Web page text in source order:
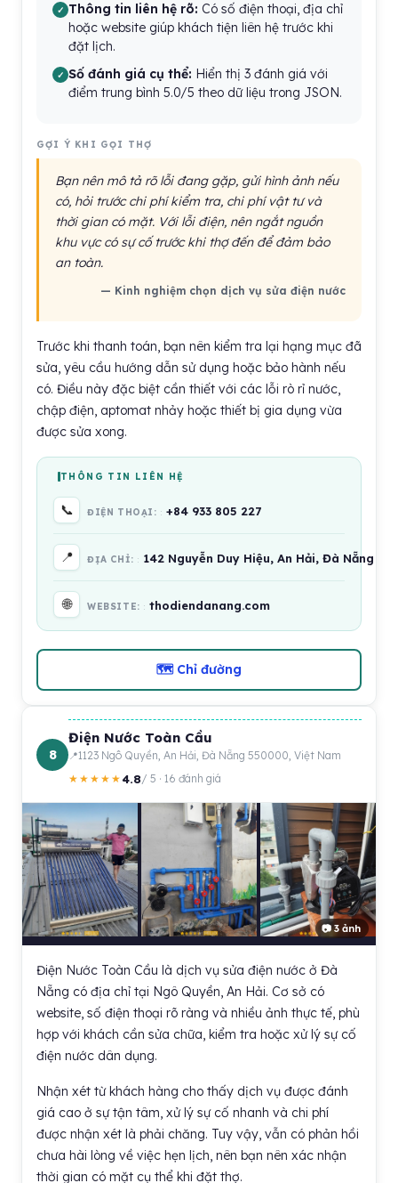
Thông tin liên hệ rõ: Có số điện thoại, địa chỉ
hoặc website giúp khách tiện liên hệ trước khi
đặt lịch.
Số đánh giá cụ thể: Hiển thị 3 đánh giá với
điểm trung bình 5.0/5 theo dữ liệu trong JSON.
GỢI Ý KHI GỌI THỢ
Bạn nên mô tả rõ lỗi đang gặp, gửi hình ảnh nếu
có, hỏi trước chi phí kiểm tra, chi phí vật tư và
thời gian có mặt. Với lỗi điện, nên ngắt nguồn
khu vực có sự cố trước khi thợ đến để đảm bảo
an toàn.
— Kinh nghiệm chọn dịch vụ sửa điện nước
Trước khi thanh toán, bạn nên kiểm tra lại hạng mục đã
sửa, yêu cầu hướng dẫn sử dụng hoặc bảo hành nếu
có. Điều này đặc biệt cần thiết với các lỗi rò rỉ nước,
chập điện, aptomat nhảy hoặc thiết bị gia dụng vừa
được sửa xong.
THÔNG TIN LIÊN HỆ
📞 ĐIỆN THOẠI: +84 933 805 227
📍 ĐỊA CHỈ: 142 Nguyễn Duy Hiệu, An Hải, Đà Nẵng
🌐 WEBSITE: thodiendanang.com
🗺 Chỉ đường
8
Điện Nước Toàn Cầu
1123 Ngô Quyền, An Hải, Đà Nẵng 550000, Việt Nam
★★★★★4.8/ 5 · 16 đánh giá
📷 3 ảnh
Điện Nước Toàn Cầu là dịch vụ sửa điện nước ở Đà
Nẵng có địa chỉ tại Ngô Quyền, An Hải. Cơ sở có
website, số điện thoại rõ ràng và nhiều ảnh thực tế, phù
hợp với khách cần sửa chữa, kiểm tra hoặc xử lý sự cố
điện nước dân dụng.
Nhận xét từ khách hàng cho thấy dịch vụ được đánh
giá cao ở sự tận tâm, xử lý sự cố nhanh và chi phí
được nhận xét là phải chăng. Tuy vậy, vẫn có phản hồi
chưa hài lòng về việc hẹn lịch, nên bạn nên xác nhận
thời gian có mặt cụ thể khi đặt thợ.